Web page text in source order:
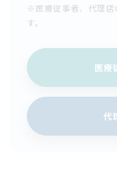
※医療従事者、代理店
す。
医療
代